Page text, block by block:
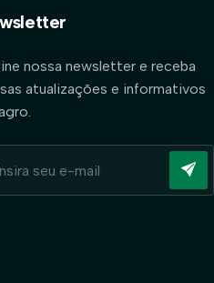
nossa newsletter e receba
atualizações e informativos